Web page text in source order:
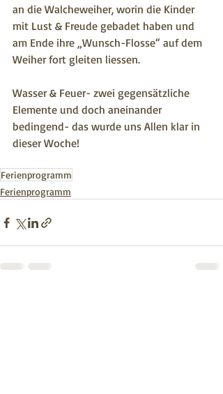
an die Walcheweiher, worin die Kinder
mit Lust & Freude gebadet haben und
am Ende ihre „Wunsch-Flosse“ auf dem
Weiher fort gleiten liessen.
Wasser & Feuer- zwei gegensätzliche
Elemente und doch aneinander
bedingend- das wurde uns Allen klar in
dieser Woche!
Ferienprogramm
Ferienprogramm